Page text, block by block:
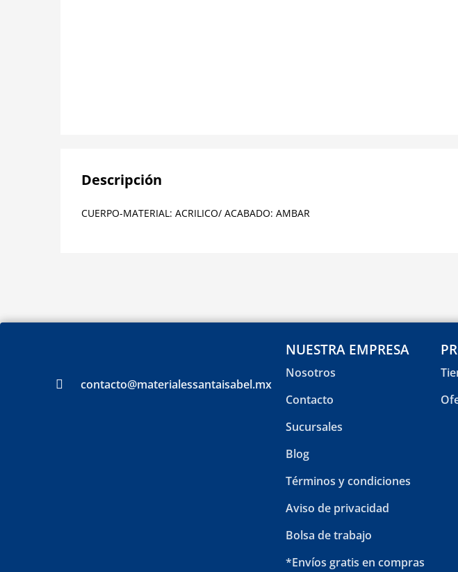
Descripción
CUERPO-MATERIAL: ACRILICO/ ACABADO: AMBAR
contacto@materialessantaisabel.mx
NUESTRA EMPRESA
Nosotros
Contacto
Sucursales
Blog
Términos y condiciones
Aviso de privacidad
Bolsa de trabajo
*Envíos gratis en compras